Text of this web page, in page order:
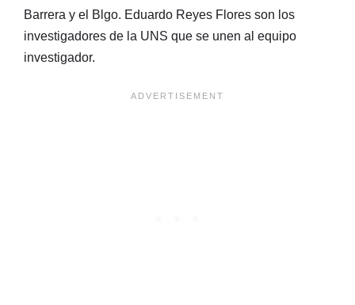
Barrera y el Blgo. Eduardo Reyes Flores son los
investigadores de la UNS que se unen al equipo
investigador.